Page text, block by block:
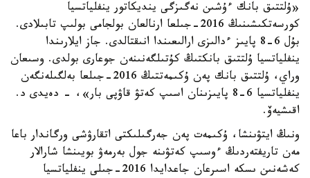
«ۇلتتىق بانك ءۇشىن نەگىزگى ينديكاتور ينفلياتسيا
كورسەتكىشىنىڭ 2016-جىلعا ارنالعان بولجامى بولىپ تابىلادى.
بۇل 6-8 پايىز ءدالىزى ارالىعىندا انىقتالدى. جاز ايلارىندا
ينفلياتسيا ۇلتتىق بانكتىڭ كۇتىلگەنىنەن جوعارى بولدى. وسىعان
وراي، ۇلتتىق بانك پەن ۇكىمەتتىڭ 2016-جىلعا بەلگىلەنگەن
ينفلياتسيا 6-8 پايىزىنان اسىپ كەتۋ قاۋپى بار»، - دەيدى د.
اقىشيەۆ.
ونىڭ ايتۋىنشا، ۇكىمەت پەن جەرگىلىكتى اتقارۋشى ورگاندار باعا
مەن تاريفتەردىڭ ءوسىپ كەتۋىنە جول بەرمەۋ بويىنشا شارالار
كەشەنىن ىسكە اسىرعان جاعدايدا 2016-جىلى ينفلياتسيا